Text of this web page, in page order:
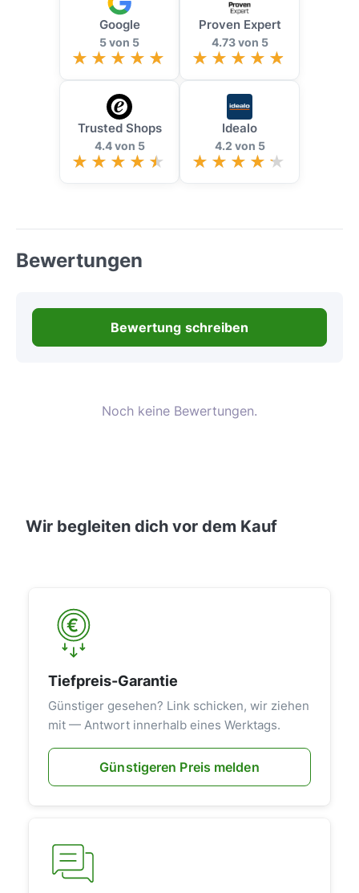
Google
5 von 5
Proven Expert
4.73 von 5
Trusted Shops
4.4 von 5
Idealo
4.2 von 5
Bewertungen
Bewertung schreiben
Noch keine Bewertungen.
Wir begleiten dich vor dem Kauf
Tiefpreis-Garantie
Günstiger gesehen? Link schicken, wir ziehen
mit — Antwort innerhalb eines Werktags.
Günstigeren Preis melden